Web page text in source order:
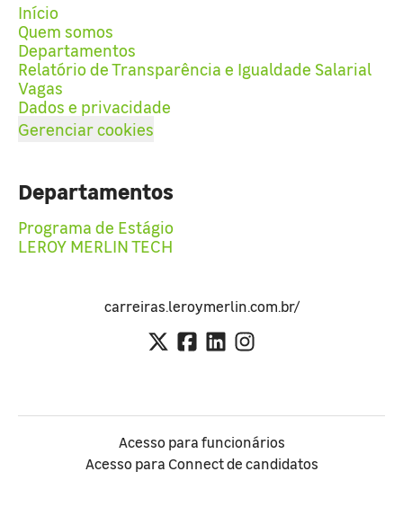
Início
Quem somos
Departamentos
Relatório de Transparência e Igualdade Salarial
Vagas
Dados e privacidade
Gerenciar cookies
Departamentos
Programa de Estágio
LEROY MERLIN TECH
carreiras.leroymerlin.com.br/
Acesso para funcionários
Acesso para Connect de candidatos